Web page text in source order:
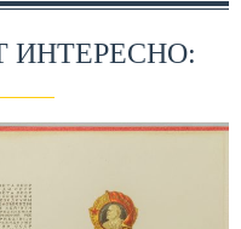
ИНТЕРЕСНО: